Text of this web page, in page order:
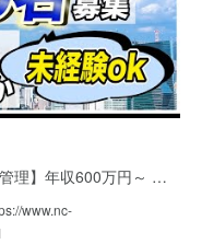
理】年収600万円～ …
www.nc-